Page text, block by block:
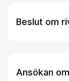
Beslut om
Ansökan